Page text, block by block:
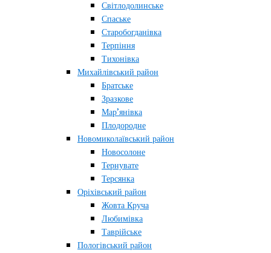
Світлодолинське
Спаське
Старобогданівка
Терпіння
Тихонівка
Михайлівський район
Братське
Зразкове
Мар’янівка
Плодородне
Новомиколаївський район
Новосолоне
Тернувате
Терсянка
Оріхівський район
Жовта Круча
Любимівка
Таврійське
Пологівський район